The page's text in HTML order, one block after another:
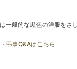
一般的な黒色の洋服をさ
弔事Q&Aはこちら